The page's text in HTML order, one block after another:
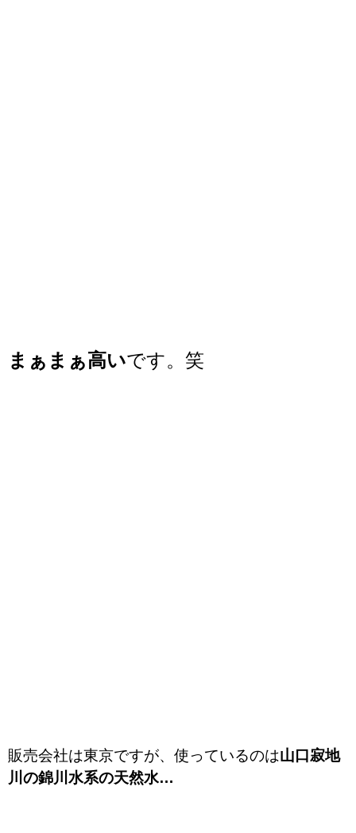
まぁまぁ高いです。笑
販売会社は東京ですが、使っているのは山口寂地
川の錦川水系の天然水…